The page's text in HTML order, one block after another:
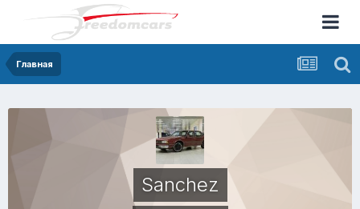
Главная
Sanchez